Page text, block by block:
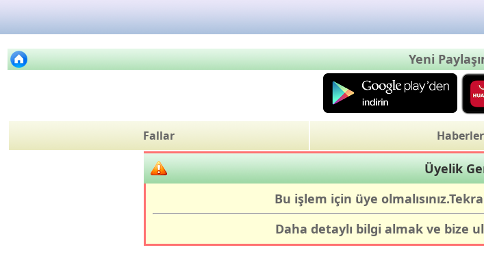
Yeni
Fallar Haberler
Üyelik
Bu işlem için üye
Daha detaylı bilgi almak ve bize